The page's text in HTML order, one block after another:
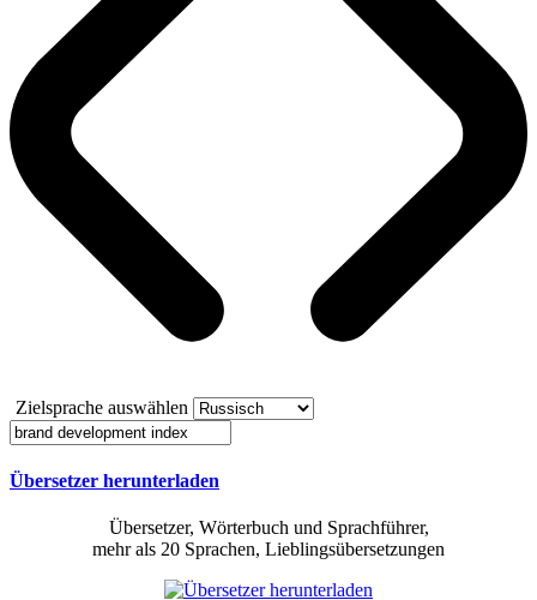
Zielsprache auswählen
Übersetzer herunterladen
Übersetzer, Wörterbuch und Sprachführer,
mehr als 20 Sprachen, Lieblingsübersetzungen